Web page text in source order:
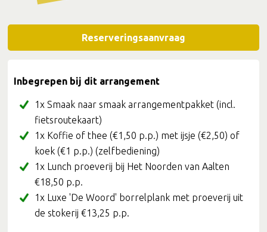
Reserveringsaanvraag
Inbegrepen bij dit arrangement
1x Smaak naar smaak arrangementpakket (incl.
fietsroutekaart)
1x Koffie of thee (€1,50 p.p.) met ijsje (€2,50) of
koek (€1 p.p.) (zelfbediening)
1x Lunch proeverij bij Het Noorden van Aalten
€18,50 p.p.
1x Luxe 'De Woord' borrelplank met proeverij uit
de stokerij €13,25 p.p.